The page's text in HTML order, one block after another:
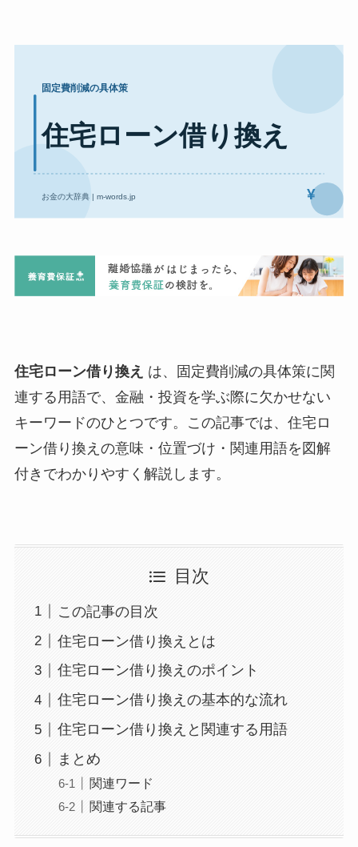
住宅ローン借り換え は、固定費削減の具体策に関
連する用語で、金融・投資を学ぶ際に欠かせない
キーワードのひとつです。この記事では、住宅ロ
ーン借り換えの意味・位置づけ・関連用語を図解
付きでわかりやすく解説します。
目次
この記事の目次
住宅ローン借り換えとは
住宅ローン借り換えのポイント
住宅ローン借り換えの基本的な流れ
住宅ローン借り換えと関連する用語
まとめ
関連ワード
関連する記事